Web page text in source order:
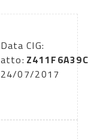
Data
atto:
24/07/2017
CIG:
Z411F6A39C